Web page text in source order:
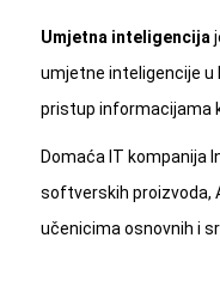
Umjetna inteligencija
umjetne inteligencije u
pristup informacijama
Domaća IT kompanija
softverskih proizvoda,
učenicima osnovnih i